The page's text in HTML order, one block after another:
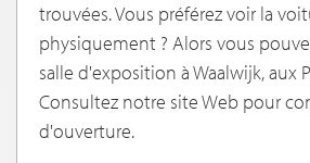
trouvées. Vous préférez voir la
physiquement ? Alors vous
salle d'exposition à Waalwijk, aux
Consultez notre site Web pour
d'ouverture.